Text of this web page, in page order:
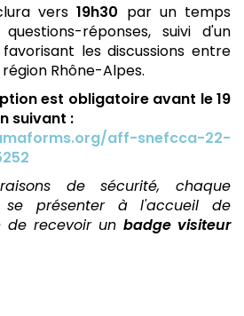
vers19h30 par un temps
réponses, suivi d'un
favorisant les discussions entre
Rhône-Alpes.
est obligatoire avant le 19
suivant :
aff-snefcca-22-
de sécurité, chaque
se présenter à l'accueil de
de recevoir un badge visiteur